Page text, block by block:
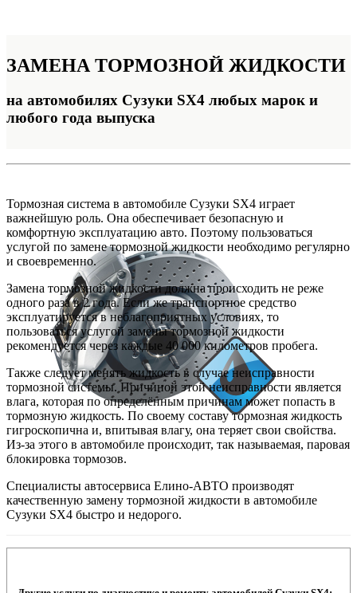
ЗАМЕНА ТОРМОЗНОЙ ЖИДКОСТИ
на автомобилях Сузуки SX4 любых марок и
любого года выпуска
Тормозная система в автомобиле Сузуки SX4 играет
важнейшую роль. Она обеспечивает безопасную и
комфортную эксплуатацию авто. Поэтому пользоваться
услугой по замене тормозной жидкости необходимо регулярно
и своевременно.
Замена тормозной жидкости должна происходить не реже
одного раза в 2 года. Если же транспортное средство
эксплуатируется в неблагоприятных условиях, то
пользоваться услугой замены тормозной жидкости
рекомендуется через каждые 40 000 километров пробега.
Также следует менять жидкость в случае неисправности
тормозной системы. Причиной этой неисправности является
влага, которая по определённым причинам может попасть в
тормозную жидкость. По своему составу тормозная жидкость
гигроскопична и, впитывая влагу, она теряет свои свойства.
Из-за этого в автомобиле происходит, так называемая, паровая
блокировка тормозов.
Специалисты автосервиса Елино-АВТО производят
качественную замену тормозной жидкости в автомобиле
Сузуки SX4 быстро и недорого.